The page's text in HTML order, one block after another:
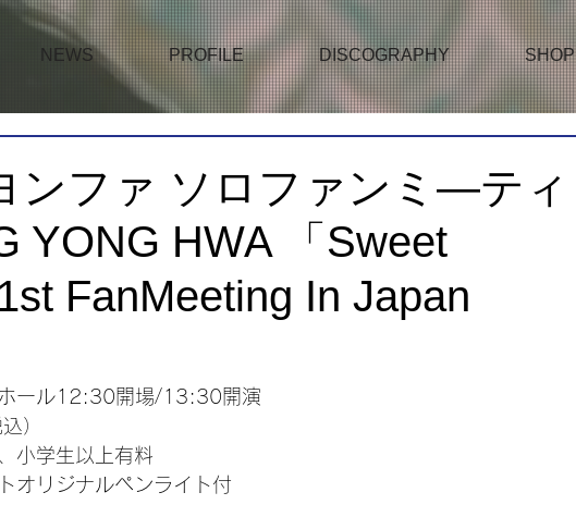
NEWS PROFILE DISCOGRAPHY SHOP
ンファ ソロファンミ―ティ
YONG HWA 「Sweet
FanMeeting In Japan
ール12:30開場/13:30開演
）
小学生以上有料
オリジナルペンライト付